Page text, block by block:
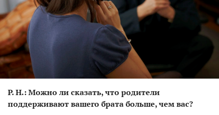
Р. Н.: Можно ли сказать, что родители
поддерживают вашего брата больше, чем вас?